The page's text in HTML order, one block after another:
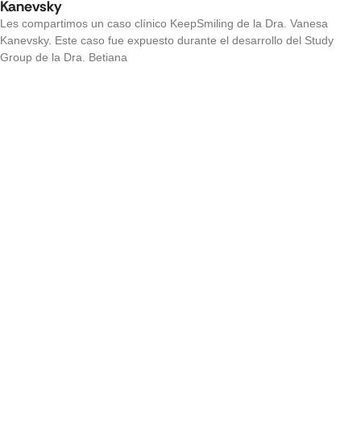
Kanevsky
Les compartimos un caso clínico KeepSmiling de la Dra. Vanesa
Kanevsky. Este caso fue expuesto durante el desarrollo del Study
Group de la Dra. Betiana